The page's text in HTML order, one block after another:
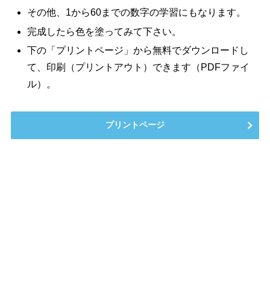
その他、1から60までの数字の学習にもなります。
完成したら色を塗ってみて下さい。
下の「プリントページ」から無料でダウンロードし
て、印刷（プリントアウト）できます（PDFファイ
ル）。
プリントページ